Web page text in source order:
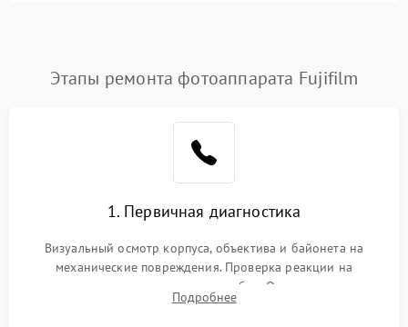
Этапы ремонта фотоаппарата Fujifilm
1. Первичная диагностика
Визуальный осмотр корпуса, объектива и байонета на
механические повреждения. Проверка реакции на
включение, считывание кодов ошибок. Оценка состояния
матрицы и затвора, проверка работы автофокуса и вспышки.
Подробнее